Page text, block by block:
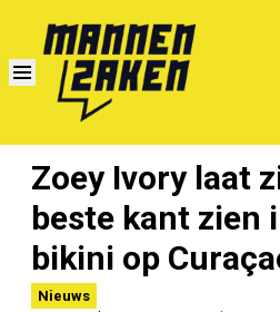
Zoey Ivory laat
beste kant zien
bikini op
Nieuws